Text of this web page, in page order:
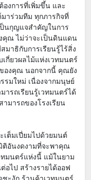
องการที่เพิ่มขึ้น และ
าร่วมทีม ทุกภารกิจที่
นกุญแจสำคัญในการ
คุณ ไม่ว่าจะเป็นดินแดน
มาธิกับการเรียนรู้ไร้สิ่ง
กี่ยวผลไม้แห่งเวทมนตร์
องคุณ นอกจากนี้ คุณยัง
มใหม่ เนื่องจากมนุษย์
ารถเรียนรู้เวทมนตร์ได้
มารถของโรงเรียน
ต็มเปี่ยมไปด้วยมนต์
ติอันงดงามที่จะพาคุณ
ทมนตร์แห่งนี้ แม้ในยาม
อไป สร้างรายได้ออฟ